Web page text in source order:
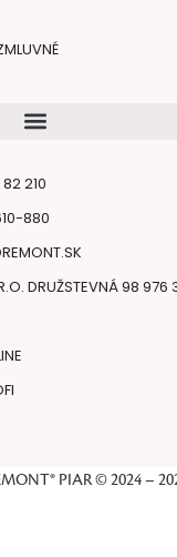
210
880
DRUŽSTEVNÁ 98 976
PIAR © 2024 –